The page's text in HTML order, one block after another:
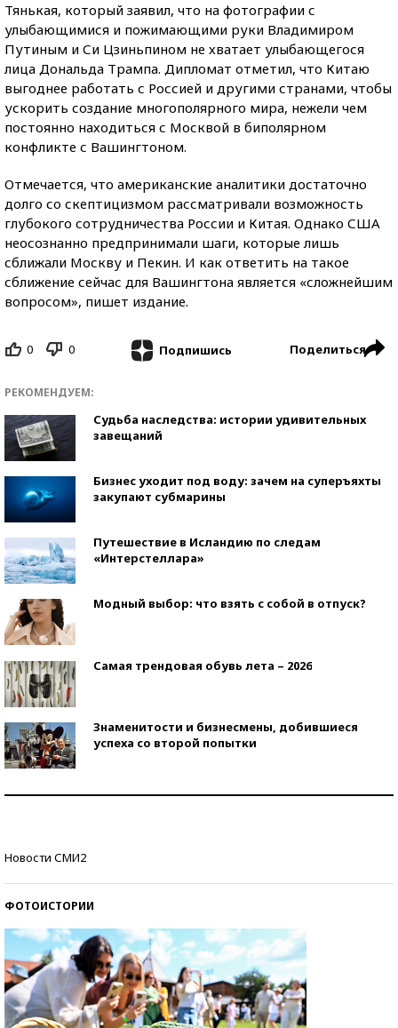
Тянькая, который заявил, что на фотографии с
улыбающимися и пожимающими руки Владимиром
Путиным и Си Цзиньпином не хватает улыбающегося
лица Дональда Трампа. Дипломат отметил, что Китаю
выгоднее работать с Россией и другими странами, чтобы
ускорить создание многополярного мира, нежели чем
постоянно находиться с Москвой в биполярном
конфликте с Вашингтоном.
Отмечается, что американские аналитики достаточно
долго со скептицизмом рассматривали возможность
глубокого сотрудничества России и Китая. Однако США
неосознанно предпринимали шаги, которые лишь
сближали Москву и Пекин. И как ответить на такое
сближение сейчас для Вашингтона является «сложнейшим
вопросом», пишет издание.
0 0 Подпишись Поделиться
РЕКОМЕНДУЕМ:
Судьба наследства: истории удивительных
завещаний
Бизнес уходит под воду: зачем на суперъяхты
закупают субмарины
Путешествие в Исландию по следам
«Интерстеллара»
Модный выбор: что взять с собой в отпуск?
Самая трендовая обувь лета – 2026
Знаменитости и бизнесмены, добившиеся
успеха со второй попытки
Новости СМИ2
ФОТОИСТОРИИ